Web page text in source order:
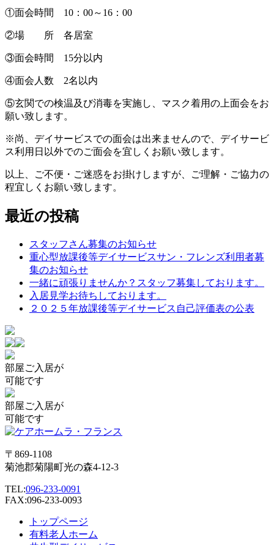
①面会時間 10：00～16：00
②場 所 各居室
③面会時間 15分以内
④面会人数 2名以内
⑤玄関での検温及び消毒を実施し、マスク着用の上面会をお
願い致します。
※尚、デイサービスでの面会は出来ませんので、デイサービ
ス利用日以外でのご面会を宜しくお願い致します。
以上、ご不便・ご迷惑をお掛けしますが、ご理解・ご協力の
程宜しくお願い致します。
最近の投稿
スタッフさん募集のお知らせ
重心型放課後等デイサービスサン・フレンズ利用者募
集のお知らせ
一緒に頑張りませんか？スタッフ募集しております。
入居見学お待ちしております。
２０２５年放課後等デイサービス自己評価表の公表
部屋ご入居が
可能です
部屋ご入居が
可能です
〒869-1108
菊池郡菊陽町光の森4-12-3
TEL:096-233-0091
FAX:096-233-0093
トップページ
有料老人ホーム